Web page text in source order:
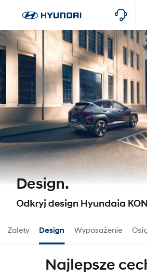
Stawowy Group
Rybnik, ul. Gliwicka 114
Stawowy Group
Częstochowa-Poczesna, ul. Krakowska 8
Design.
Odkryj design Hyundaia
Zalety Design Wyposażenie
Najlepsze